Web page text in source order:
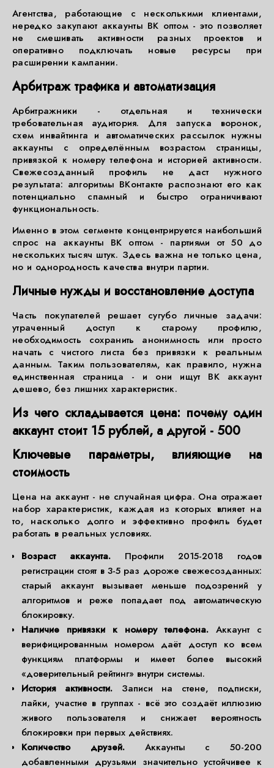
Агентства, работающие с несколькими клиентами,
нередко закупают аккаунты ВК оптом - это позволяет
не смешивать активности разных проектов и
оперативно подключать новые ресурсы при
расширении кампании.
Арбитраж трафика и автоматизация
Арбитражники - отдельная и технически
требовательная аудитория. Для запуска воронок,
схем инвайтинга и автоматических рассылок нужны
аккаунты с определённым возрастом страницы,
привязкой к номеру телефона и историей активности.
Свежесозданный профиль не даст нужного
результата: алгоритмы ВКонтакте распознают его как
потенциально спамный и быстро ограничивают
функциональность.
Именно в этом сегменте концентрируется наибольший
спрос на аккаунты ВК оптом - партиями от 50 до
нескольких тысяч штук. Здесь важна не только цена,
но и однородность качества внутри партии.
Личные нужды и восстановление доступа
Часть покупателей решает сугубо личные задачи:
утраченный доступ к старому профилю,
необходимость сохранить анонимность или просто
начать с чистого листа без привязки к реальным
данным. Таким пользователям, как правило, нужна
единственная страница - и они ищут ВК аккаунт
дешево, без лишних характеристик.
Из чего складывается цена: почему один
аккаунт стоит 15 рублей, а другой - 500
Ключевые параметры, влияющие на
стоимость
Цена на аккаунт - не случайная цифра. Она отражает
набор характеристик, каждая из которых влияет на
то, насколько долго и эффективно профиль будет
работать в реальных условиях.
Возраст аккаунта. Профили 2015-2018 годов
регистрации стоят в 3-5 раз дороже свежесозданных:
старый аккаунт вызывает меньше подозрений у
алгоритмов и реже попадает под автоматическую
блокировку.
Наличие привязки к номеру телефона. Аккаунт с
верифицированным номером даёт доступ ко всем
функциям платформы и имеет более высокий
«доверительный рейтинг» внутри системы.
История активности.Записи на стене, подписки,
лайки, участие в группах - всё это создаёт иллюзию
живого пользователя и снижает вероятность
блокировки при первых действиях.
Количество друзей.Аккаунты с 50-200
добавленными друзьями значительно устойчивее к